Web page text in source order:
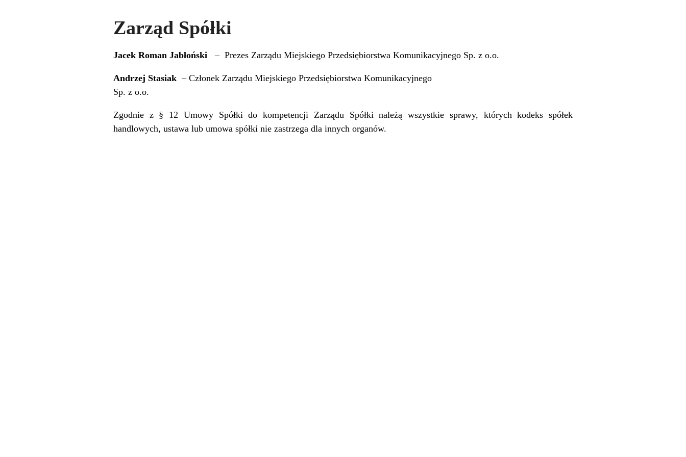
Zarząd Spółki
Jacek Roman Jabłoński – Prezes Zarządu Miejskiego Przedsiębiorstwa Komunikacyjnego Sp. z o.o.
Andrzej Stasiak– Członek Zarządu Miejskiego Przedsiębiorstwa Komunikacyjnego
Sp. z o.o.
Zgodnie z § 12 Umowy Spółki do kompetencji Zarządu Spółki należą wszystkie sprawy, których kodeks spółek
handlowych, ustawa lub umowa spółki nie zastrzega dla innych organów.